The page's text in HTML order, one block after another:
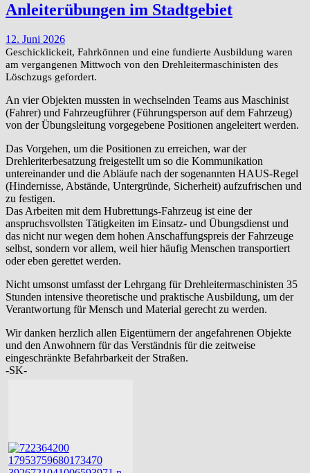
Anleiterübungen im Stadtgebiet
12. Juni 2026
Geschicklickeit, Fahrkönnen und eine fundierte Ausbildung waren
am vergangenen Mittwoch von den Drehleitermaschinisten des
Löschzugs gefordert.
An vier Objekten mussten in wechselnden Teams aus Maschinist
(Fahrer) und Fahrzeugführer (Führungsperson auf dem Fahrzeug)
von der Übungsleitung vorgegebene Positionen angeleitert werden.
Das Vorgehen, um die Positionen zu erreichen, war der
Drehleriterbesatzung freigestellt um so die Kommunikation
untereinander und die Abläufe nach der sogenannten HAUS-Regel
(Hindernisse, Abstände, Untergründe, Sicherheit) aufzufrischen und
zu festigen.
Das Arbeiten mit dem Hubrettungs-Fahrzeug ist eine der
anspruchsvollsten Tätigkeiten im Einsatz- und Übungsdienst und
das nicht nur wegen dem hohen Anschaffungspreis der Fahrzeuge
selbst, sondern vor allem, weil hier häufig Menschen transportiert
oder eben gerettet werden.
Nicht umsonst umfasst der Lehrgang für Drehleitermaschinisten 35
Stunden intensive theoretische und praktische Ausbildung, um der
Verantwortung für Mensch und Material gerecht zu werden.
Wir danken herzlich allen Eigentümern der angefahrenen Objekte
und den Anwohnern für das Verständnis für die zeitweise
eingeschränkte Befahrbarkeit der Straßen.
-SK-